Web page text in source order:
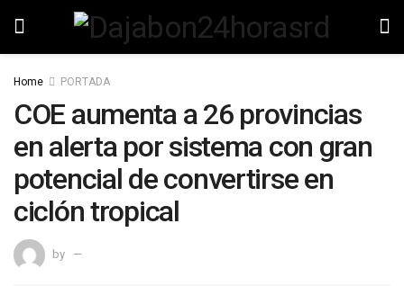
Home PORTADA
COE aumenta a 26 provincias
en alerta por sistema con gran
potencial de convertirse en
ciclón tropical
by